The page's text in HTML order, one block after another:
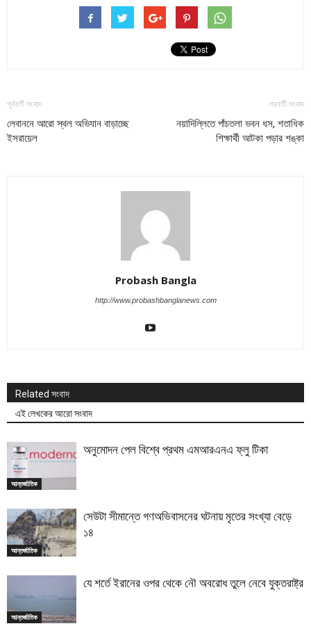
পূর্ববর্তী সংবাদ
লেবাননে আরো স্থল অভিযান বাড়াচ্ছে
ইসরায়েল
পরবর্তী সংবাদ
নয়াদিল্লিতে পাঁচতলা ভবন ধস, শতাধিক
শিক্ষার্থী আটকা পড়ার শঙ্কা
Probash Bangla
http://www.probashbanglanews.com
Related সংবাদ
এই লেখকের আরো সংবাদ
আন্তর্জাতিক
অনুমোদন পেল বিশ্বে প্রথম এমআরএনএ ফ্লু টিকা
আন্তর্জাতিক
সেউটা সীমান্তে গণঅভিবাসনের ঘটনায় মৃতের সংখ্যা বেড়ে
১৪
আন্তর্জাতিক
যে শর্তে ইরানের ওপর থেকে নৌ অবরোধ তুলে নেবে যুক্তরাষ্ট্র